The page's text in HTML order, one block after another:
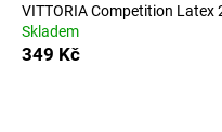
VITTORIA Competition
Skladem
349 Kč